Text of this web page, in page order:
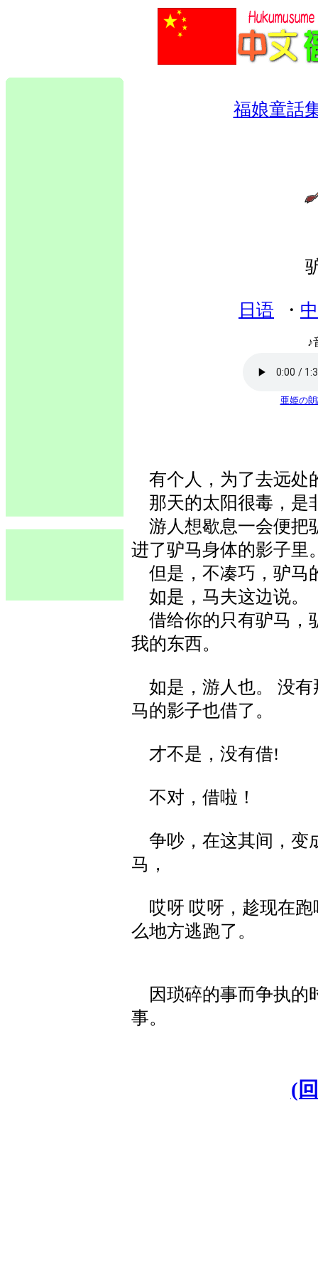
福娘童話
日语 ・
♪
亜姫の
有个人，为了去远处
那天的太阳很毒，是
游人想歇息一会便把
进了驴马身体的影子里
但是，不凑巧，驴马
如是，马夫这边说。
借给你的只有驴马，
我的东西。
如是，游人也。 没有
马的影子也借了。
才不是，没有借!
不对，借啦！
争吵，在这其间，变
马，
哎呀 哎呀，趁现在跑
么地方逃跑了。
因琐碎的事而争执的
事。
(